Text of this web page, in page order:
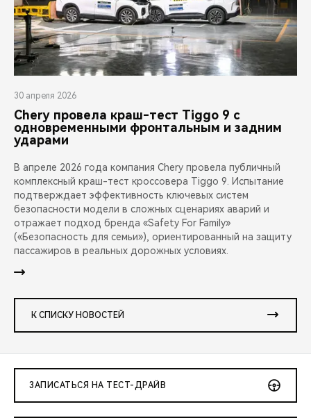
30 апреля 2026
Chery провела краш-тест Tiggo 9 с
одновременными фронтальным и задним
ударами
В апреле 2026 года компания Chery провела публичный
комплексный краш-тест кроссовера Tiggo 9. Испытание
подтверждает эффективность ключевых систем
безопасности модели в сложных сценариях аварий и
отражает подход бренда «Safety For Family»
(«Безопасность для семьи»), ориентированный на защиту
пассажиров в реальных дорожных условиях.
К СПИСКУ НОВОСТЕЙ
ЗАПИСАТЬСЯ НА ТЕСТ-ДРАЙВ